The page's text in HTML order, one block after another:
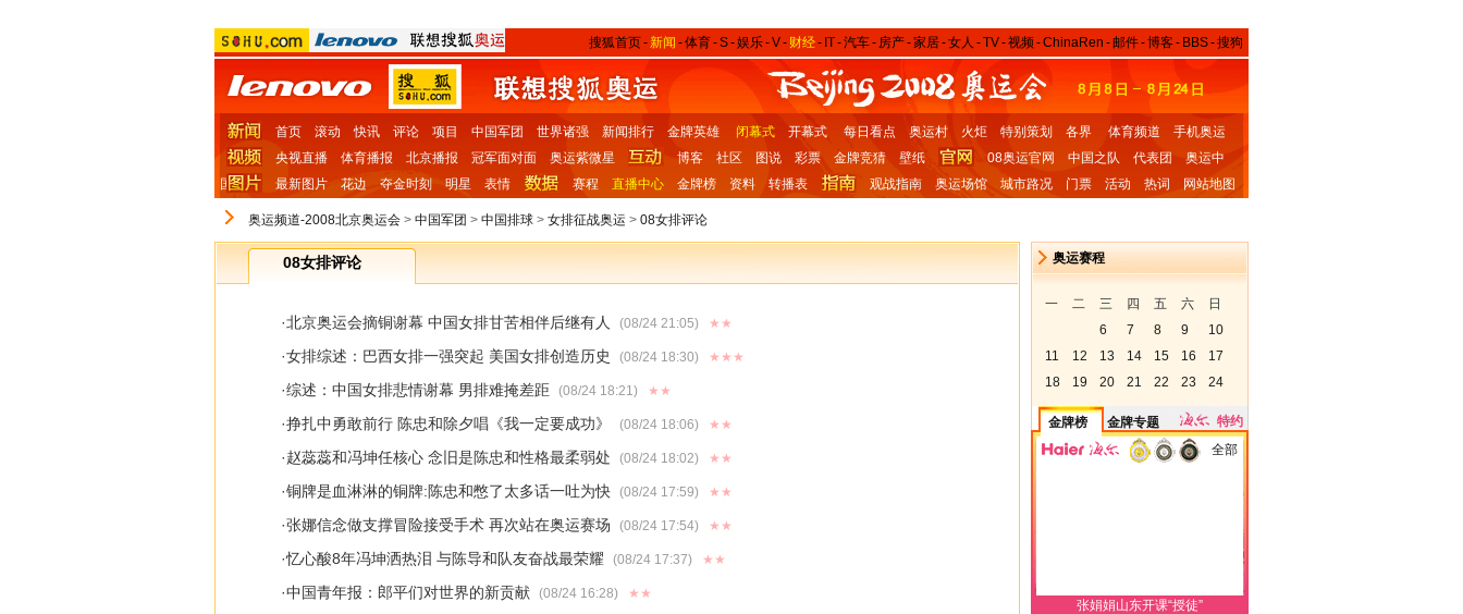
搜狐首页- 新闻 -体育-S-娱乐-V- 财经- IT-汽车- 房产-家居-女人 -TV-视频-ChinaRen -邮件-博客- BBS-搜狗
首页 滚动 快讯 评论 项目 中国军团 世界诸强 新闻排行 金牌英雄 闭幕式 开幕式 每日看点 奥运村 火炬 特别策划 各界 体育频道
手机奥运
央视直播
体育播报 北京播报 冠军面对面 奥运紫微星 博客 社区 图说 彩票 金牌竞猜 壁纸 08奥运官网 中国之队 代表团
奥运中
国
最新图片 花边 夺金时刻 明星 表情 赛程 直播中心 金牌榜 资料 转播表 观战指南 奥运场馆 城市路况 门票 活动 热词 网站地图
奥运频道-2008北京奥运会 > 中国军团 > 中国排球 > 女排征战奥运 > 08女排评论
08女排评论
·北京奥运会摘铜谢幕 中国女排甘苦相伴后继有人 (08/24 21:05) ★★
·女排综述：巴西女排一强突起 美国女排创造历史 (08/24 18:30) ★★★
·综述：中国女排悲情谢幕 男排难掩差距 (08/24 18:21) ★★
·挣扎中勇敢前行 陈忠和除夕唱《我一定要成功》 (08/24 18:06) ★★
·赵蕊蕊和冯坤任核心 念旧是陈忠和性格最柔弱处 (08/24 18:02) ★★
·铜牌是血淋淋的铜牌:陈忠和憋了太多话一吐为快 (08/24 17:59) ★★
·张娜信念做支撑冒险接受手术 再次站在奥运赛场 (08/24 17:54) ★★
·忆心酸8年冯坤洒热泪 与陈导和队友奋战最荣耀 (08/24 17:37) ★★
·中国青年报：郎平们对世界的新贡献 (08/24 16:28) ★★
奥运赛程
一 二 三 四 五 六
日
6
7 8 9
10
11
12 13 14 15 16
17
18
19 20 21 22 23 24
金牌榜 金牌专题
特约
全部
张娟娟山东开课“授徒”